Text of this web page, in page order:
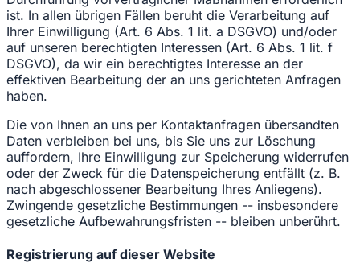
ist. In allen übrigen Fällen beruht die Verarbeitung auf
Ihrer Einwilligung (Art. 6 Abs. 1 lit. a DSGVO) und/oder
auf unseren berechtigten Interessen (Art. 6 Abs. 1 lit. f
DSGVO), da wir ein berechtigtes Interesse an der
effektiven Bearbeitung der an uns gerichteten Anfragen
haben.
Die von Ihnen an uns per Kontaktanfragen übersandten
Daten verbleiben bei uns, bis Sie uns zur Löschung
auffordern, Ihre Einwilligung zur Speicherung widerrufen
oder der Zweck für die Datenspeicherung entfällt (z. B.
nach abgeschlossener Bearbeitung Ihres Anliegens).
Zwingende gesetzliche Bestimmungen -- insbesondere
gesetzliche Aufbewahrungsfristen -- bleiben unberührt.
Registrierung auf dieser Website